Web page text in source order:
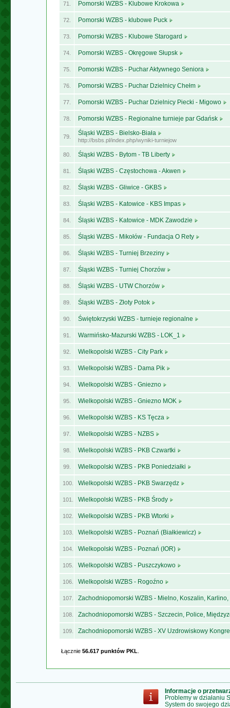
71. Pomorski WZBS - Klubowe Krokowa
72. Pomorski WZBS - klubowe Puck
73. Pomorski WZBS - Klubowe Starogard
74. Pomorski WZBS - Okręgowe Słupsk
75. Pomorski WZBS - Puchar Aktywnego Seniora
76. Pomorski WZBS - Puchar Dzielnicy Chełm
77. Pomorski WZBS - Puchar Dzielnicy Piecki - Migowo
78. Pomorski WZBS - Regionalne turnieje par Gdańsk
79. Śląski WZBS - Bielsko-Biała
http://bsbs.pl/index.php/wyniki-turniejow
80. Śląski WZBS - Bytom - TB Liberty
81. Śląski WZBS - Częstochowa - Akwen
82. Śląski WZBS - Gliwice - GKBS
83. Śląski WZBS - Katowice - KBS Impas
84. Śląski WZBS - Katowice - MDK Zawodzie
85. Śląski WZBS - Mikołów - Fundacja O Rety
86. Śląski WZBS - Turniej Brzeziny
87. Śląski WZBS - Turniej Chorzów
88. Śląski WZBS - UTW Chorzów
89. Śląski WZBS - Złoty Potok
90. Świętokrzyski WZBS - turnieje regionalne
91. Warmińsko-Mazurski WZBS - LOK_1
92. Wielkopolski WZBS - City Park
93. Wielkopolski WZBS - Dama Pik
94. Wielkopolski WZBS - Gniezno
95. Wielkopolski WZBS - Gniezno MOK
96. Wielkopolski WZBS - KS Tęcza
97. Wielkopolski WZBS - NZBS
98. Wielkopolski WZBS - PKB Czwartki
99. Wielkopolski WZBS - PKB Poniedziałki
100. Wielkopolski WZBS - PKB Swarzędz
101. Wielkopolski WZBS - PKB Środy
102. Wielkopolski WZBS - PKB Wtorki
103. Wielkopolski WZBS - Poznań (Białkiewicz)
104. Wielkopolski WZBS - Poznań (IOR)
105. Wielkopolski WZBS - Puszczykowo
106. Wielkopolski WZBS - Rogoźno
107. Zachodniopomorski WZBS - Mielno, Koszalin,
108. Zachodniopomorski WZBS - Szczecin, Police,
109. Zachodniopomorski WZBS - XV Uzdrowiskowy
Łącznie 56.617 punktów PKL
Informacje o
Problemy w działaniu
System do swojego